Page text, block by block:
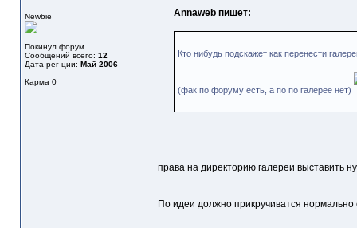
Newbie
Покинул форум
Сообщений всего: 12
Дата рег-ции: Май 2006
Карма 0
Annaweb пишет:
Кто нибудь подскажет как перенести
(фак по форуму есть, а по по галерее нет)
права на директорию галереи выставить
По идеи должно прикручиватся